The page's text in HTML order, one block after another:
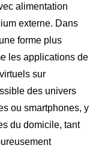
alimentation
externe. Dans
forme plus
les applications de
sur
des univers
ou smartphones, y
du domicile, tant